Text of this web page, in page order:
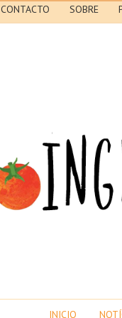
CONTACTO SOBRE
INICIO